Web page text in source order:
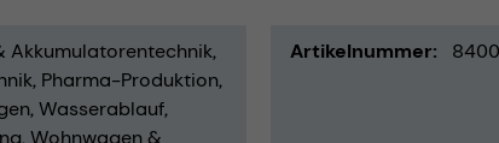
Akkumulatorentechnik
Pharma-Produktion
Wasserablauf
Wohnwagen &
Artikelnummer